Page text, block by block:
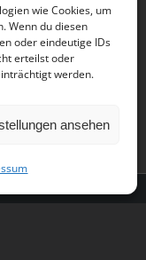
wie Cookies, um
Wenn du diesen
oder eindeutige IDs
erteilst oder
werden.
ansehen